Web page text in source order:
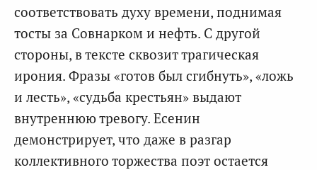
соответствовать духу времени, поднимая
тосты за Совнарком и нефть. С другой
стороны, в тексте сквозит трагическая
ирония. Фразы «готов был сгибнуть», «ложь
и лесть», «судьба крестьян» выдают
внутреннюю тревогу. Есенин
демонстрирует, что даже в разгар
коллективного торжества поэт остается